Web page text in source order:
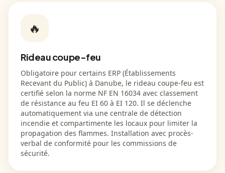
🔥
Rideau coupe-feu
Obligatoire pour certains ERP (Établissements
Recevant du Public) à Danube, le rideau coupe-feu est
certifié selon la norme NF EN 16034 avec classement
de résistance au feu EI 60 à EI 120. Il se déclenche
automatiquement via une centrale de détection
incendie et compartimente les locaux pour limiter la
propagation des flammes. Installation avec procès-
verbal de conformité pour les commissions de
sécurité.